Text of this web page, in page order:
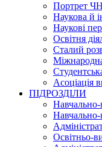
Портрет
Наукова й
Наукові
Освітня
Сталий
Міжнародна
Асоціація
ПІДРОЗДІЛИ
Навчально-
Навчально-
Освітньо-